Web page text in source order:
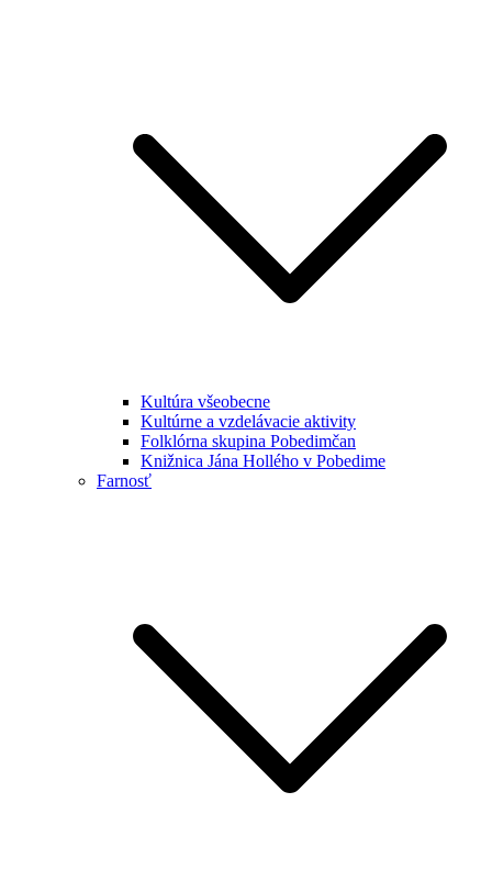
Kultúra všeobecne
Kultúrne a vzdelávacie aktivity
Folklórna skupina Pobedimčan
Knižnica Jána Hollého v Pobedime
Farnosť